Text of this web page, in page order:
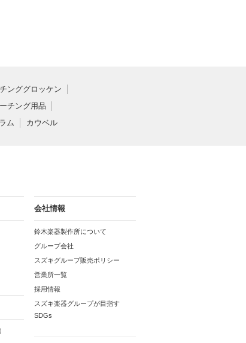
ンググロッケン
チング用品
ム カウベル
会社情報
鈴木楽器製作所について
グループ会社
スズキグループ販売ポリシー
営業所一覧
採用情報
スズキ楽器グループが目指す
SDGs